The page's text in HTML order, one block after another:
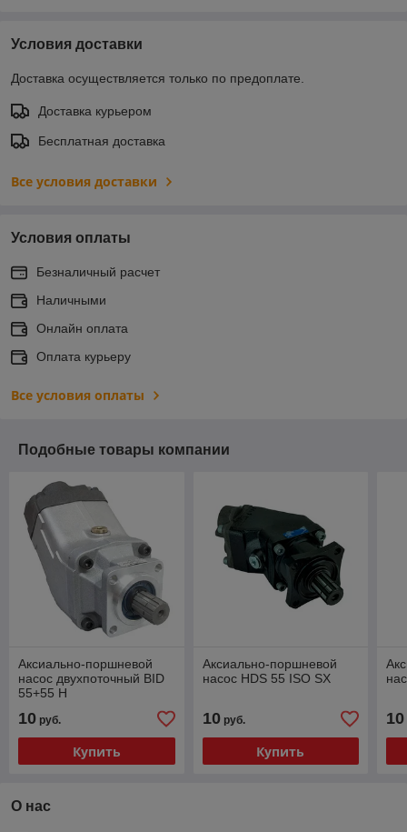
Условия доставки
Доставка осуществляется только по предоплате.
Доставка курьером
Бесплатная доставка
Все условия доставки
Условия оплаты
Безналичный расчет
Наличными
Онлайн оплата
Оплата курьеру
Все условия оплаты
Подобные товары компании
Аксиально-поршневой
насос двухпоточный BID
55+55 H
10 руб.
Купить
Аксиально-поршневой
насос HDS 55 ISO SX
10руб.
Купить
10
О нас